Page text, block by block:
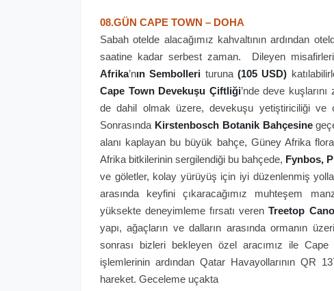
08.GÜN CAPE TOWN – DOHA
Sabah otelde alacağımız kahvaltının ardından
saatine kadar serbest zaman. Dileyen
Afrika’nın Sembolleri turuna(105 USD)
Cape Town Devekuşu Çiftliği’nde deve
de dahil olmak üzere, devekuşu yetiştiriciliği ve
Sonrasında Kirstenbosch Botanik Bahçesine
alanı kaplayan bu büyük bahçe, Güney Afrika
Afrika bitkilerinin sergilendiği bu bahçede, Fynbos,
ve göletler, kolay yürüyüş için iyi düzenlenmiş
arasında keyfini çıkaracağımız muhteşem
yüksekte deneyimleme fırsatı verenTreetop
yapı, ağaçların ve dalların arasında ormanın
sonrası bizleri bekleyen özel aracımız ile
işlemlerinin ardından Qatar Havayollarının QR
hareket. Geceleme uçakta